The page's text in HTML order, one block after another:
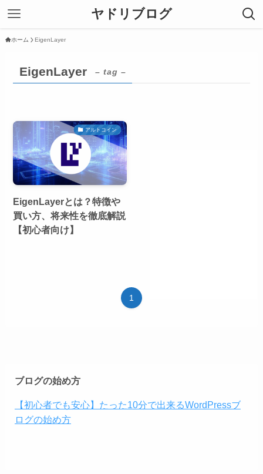
ヤドリブログ
ホーム EigenLayer
EigenLayer – tag –
アルトコイン
EigenLayerとは？特徴や
買い方、将来性を徹底解説
【初心者向け】
1
ブログの始め方
【初心者でも安心】たった10分で出来るWordPressブ
ログの始め方